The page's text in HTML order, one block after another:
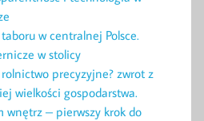
w centralnej Polsce.
w stolicy
precyzyjne? zwrot z
wielkości gospodarstwa.
wnętrz – pierwszy krok do